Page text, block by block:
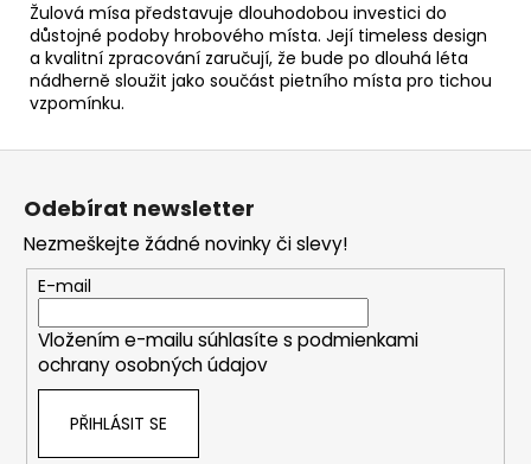
Žulová mísa představuje dlouhodobou investici do
důstojné podoby hrobového místa. Její timeless design
a kvalitní zpracování zaručují, že bude po dlouhá léta
nádherně sloužit jako součást pietního místa pro tichou
vzpomínku.
Odebírat newsletter
Nezmeškejte žádné novinky či slevy!
E-mail
Vložením e-mailu súhlasíte s podmienkami
ochrany osobných údajov
PŘIHLÁSIT SE